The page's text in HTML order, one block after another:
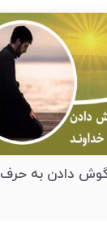
دادن به حرف